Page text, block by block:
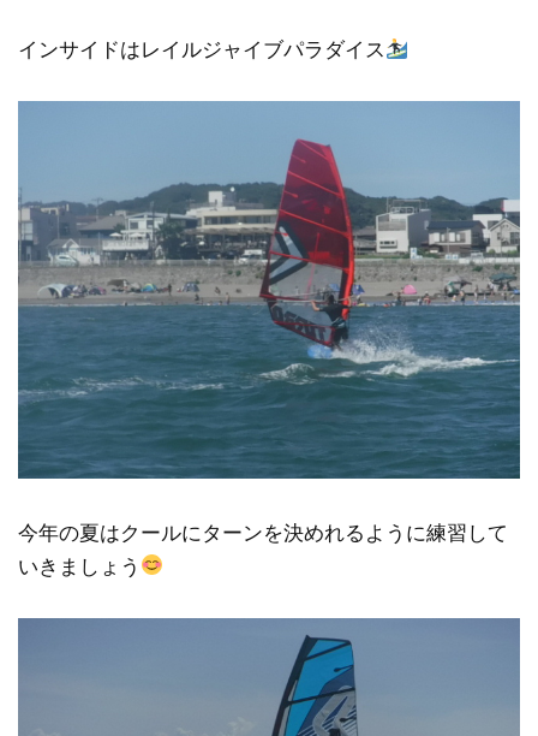
インサイドはレイルジャイブパラダイス
今年の夏はクールにターンを決めれるように練習して
いきましょう